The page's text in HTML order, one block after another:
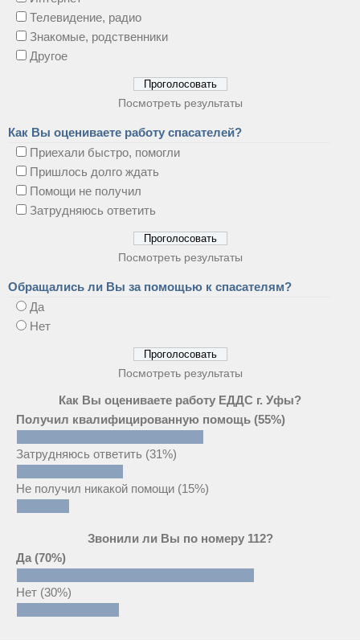
Телевидение, радио
Знакомые, родственники
Другое
Посмотреть результаты
Как Вы оцениваете работу спасателей?
Приехали быстро, помогли
Пришлось долго ждать
Помощи не получил
Затрудняюсь ответить
Посмотреть результаты
Обращались ли Вы за помощью к спасателям?
Да
Нет
Посмотреть результаты
Как Вы оцениваете работу ЕДДС г. Уфы?
Получил квалифицированную помощь (55%)
Затрудняюсь ответить (31%)
Не получил никакой помощи (15%)
Звонили ли Вы по номеру 112?
Да (70%)
Нет (30%)